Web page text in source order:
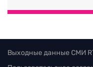
Выходные данные СМИ